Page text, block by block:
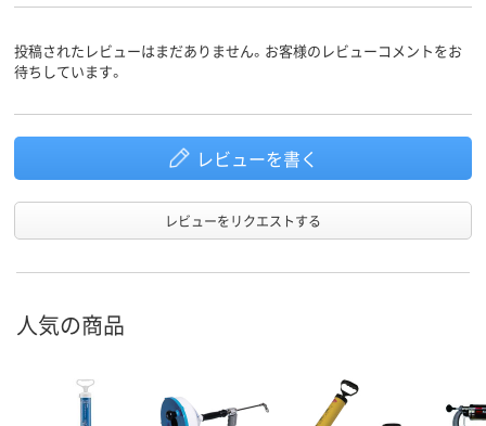
投稿されたレビューはまだありません。お客様のレビューコメントをお
待ちしています。
レビューを書く
レビューをリクエストする
人気の商品